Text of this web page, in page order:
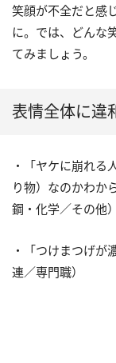
笑顔が不全だと感
に。では、どんな
てみましょう。
表情全体に違
・「ヤケに崩れる
り物）なのかわか
鋼・化学／その他）
・「つけまつげが
連／専門職）